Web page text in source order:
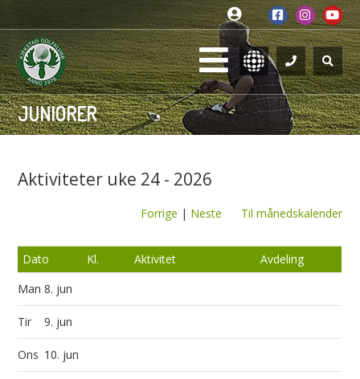
JUNIORER
Aktiviteter uke 24 - 2026
Forrige | Neste Til månedskalender
Dato Kl. Aktivitet
Avdeling
Man8. jun
Tir 9. jun
Ons 10. jun